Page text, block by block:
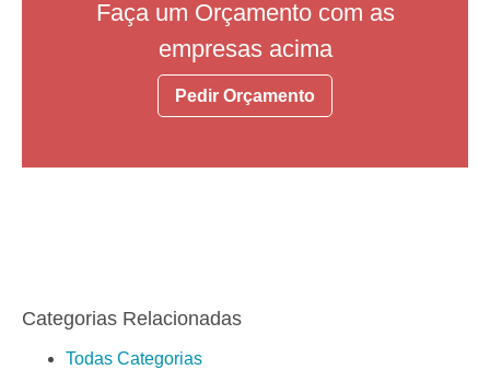
Faça um Orçamento com as
empresas acima
Pedir Orçamento
Categorias Relacionadas
Todas Categorias